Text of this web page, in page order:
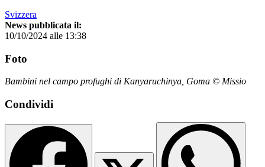
Svizzera
News pubblicata il:
10/10/2024 alle 13:38
Foto
Bambini nel campo profughi di Kanyaruchinya, Goma © Missio
Condividi